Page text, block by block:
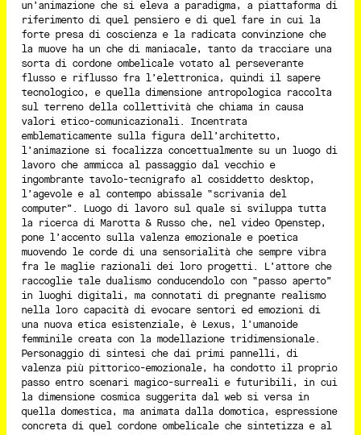
un’animazione che si eleva a paradigma, a piattaforma di
riferimento di quel pensiero e di quel fare in cui la
forte presa di coscienza e la radicata convinzione che
la muove ha un che di maniacale, tanto da tracciare una
sorta di cordone ombelicale votato al perseverante
flusso e riflusso fra l’elettronica, quindi il sapere
tecnologico, e quella dimensione antropologica raccolta
sul terreno della collettività che chiama in causa
valori etico-comunicazionali. Incentrata
emblematicamente sulla figura dell’architetto,
l’animazione si focalizza concettualmente su un luogo di
lavoro che ammicca al passaggio dal vecchio e
ingombrante tavolo-tecnigrafo al cosiddetto desktop,
l’agevole e al contempo abissale “scrivania del
computer”. Luogo di lavoro sul quale si sviluppa tutta
la ricerca di Marotta & Russo che, nel video Openstep,
pone l’accento sulla valenza emozionale e poetica
muovendo le corde di una sensorialità che sempre vibra
fra le maglie razionali dei loro progetti. L’attore che
raccoglie tale dualismo conducendolo con “passo aperto”
in luoghi digitali, ma connotati di pregnante realismo
nella loro capacità di evocare sentori ed emozioni di
una nuova etica esistenziale, è Lexus, l’umanoide
femminile creata con la modellazione tridimensionale.
Personaggio di sintesi che dai primi pannelli, di
valenza più pittorico-emozionale, ha condotto il proprio
passo entro scenari magico-surreali e futuribili, in cui
la dimensione cosmica suggerita dal web si versa in
quella domestica, ma animata dalla domotica, espressione
concreta di quel cordone ombelicale che sintetizza e al